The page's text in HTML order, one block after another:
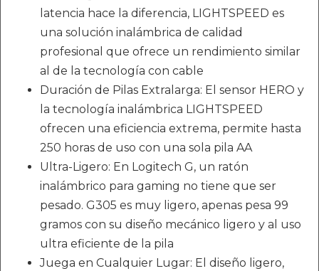
latencia hace la diferencia, LIGHTSPEED es
una solución inalámbrica de calidad
profesional que ofrece un rendimiento similar
al de la tecnología con cable
Duración de Pilas Extralarga: El sensor HERO y
la tecnología inalámbrica LIGHTSPEED
ofrecen una eficiencia extrema, permite hasta
250 horas de uso con una sola pila AA
Ultra-Ligero: En Logitech G, un ratón
inalámbrico para gaming no tiene que ser
pesado. G305 es muy ligero, apenas pesa 99
gramos con su diseño mecánico ligero y al uso
ultra eficiente de la pila
Juega en Cualquier Lugar: El diseño ligero,